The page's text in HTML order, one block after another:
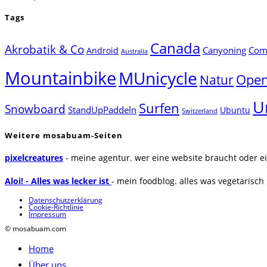
Tags
Akrobatik & Co Android Australia Canada Canyoning
MountainbikeMUnicycle Natur
Snowboard StandUpPaddeln Surfen Switzerland Ubuntu
Weitere mosabuam-Seiten
pixelcreatures - meine agentur. wer eine website braucht oder
Aloi! - Alles was lecker ist - mein foodblog. alles was
Datenschutzerklärung
Cookie-Richtlinie
Impressum
© mosabuam.com
Home
Über uns